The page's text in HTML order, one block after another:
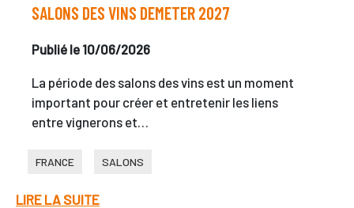
SALONS DES VINS DEMETER 2027
Publié le 10/06/2026
La période des salons des vins est un moment
important pour créer et entretenir les liens
entre vignerons et…
FRANCE SALONS
LIRE LA SUITE